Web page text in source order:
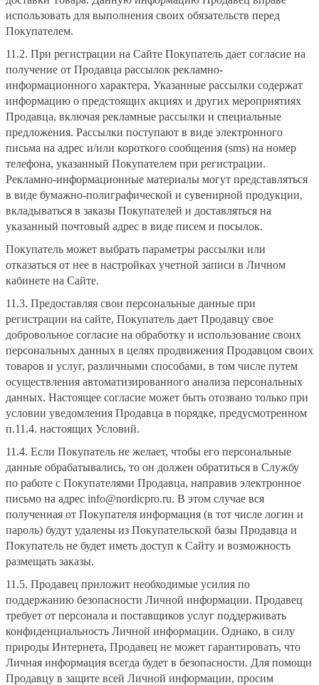
использовать для выполнения своих обязательств перед
Покупателем.
11.2. При регистрации на Сайте Покупатель дает согласие на
получение от Продавца рассылок рекламно-
информационного характера. Указанные рассылки содержат
информацию о предстоящих акциях и других мероприятиях
Продавца, включая рекламные рассылки и специальные
предложения. Рассылки поступают в виде электронного
письма на адрес и/или короткого сообщения (sms) на номер
телефона, указанный Покупателем при регистрации.
Рекламно-информационные материалы могут представляться
в виде бумажно-полиграфической и сувенирной продукции,
вкладываться в заказы Покупателей и доставляться на
указанный почтовый адрес в виде писем и посылок.
Покупатель может выбрать параметры рассылки или
отказаться от нее в настройках учетной записи в Личном
кабинете на Сайте.
11.3. Предоставляя свои персональные данные при
регистрации на сайте, Покупатель дает Продавцу свое
добровольное согласие на обработку и использование своих
персональных данных в целях продвижения Продавцом своих
товаров и услуг, различными способами, в том числе путем
осуществления автоматизированного анализа персональных
данных. Настоящее согласие может быть отозвано только при
условии уведомления Продавца в порядке, предусмотренном
п.11.4. настоящих Условий.
11.4. Если Покупатель не желает, чтобы его персональные
данные обрабатывались, то он должен обратиться в Службу
по работе с Покупателями Продавца, направив электронное
письмо на адрес info@nordicpro.ru. В этом случае вся
полученная от Покупателя информация (в тот числе логин и
пароль) будут удалены из Покупательской базы Продавца и
Покупатель не будет иметь доступ к Сайту и возможность
размещать заказы.
11.5. Продавец приложит необходимые усилия по
поддержанию безопасности Личной информации. Продавец
требует от персонала и поставщиков услуг поддерживать
конфиденциальность Личной информации. Однако, в силу
природы Интернета, Продавец не может гарантировать, что
Личная информация всегда будет в безопасности. Для помощи
Продавцу в защите всей Личной информации, просим